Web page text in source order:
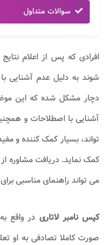
سوالات متداول
افرادی که پس از اعلام
شوند به دلیل عدم آشنایی
دچار مشکل شده که این
آشنایی با اصطلاحات و
تواند، بسیار کمک کننده و
کمک نماید. دریافت مشاوره از
می تواند راهنمای مناسبی
کیس نامبر لاتاریدر واقع
صورت کاملا تصادفی به او